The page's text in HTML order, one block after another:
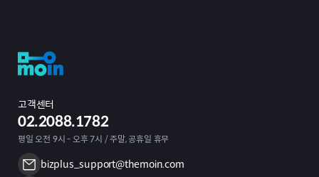
고객센터
02.2088.1782
평일 오전 9시 - 오후 7시 / 주말, 공휴일 휴무
bizplus_support@themoin.com